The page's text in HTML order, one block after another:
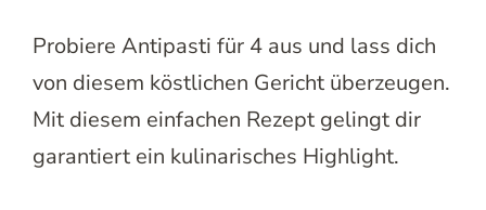
Probiere Antipasti für 4 aus und lass dich
von diesem köstlichen Gericht überzeugen.
Mit diesem einfachen Rezept gelingt dir
garantiert ein kulinarisches Highlight.